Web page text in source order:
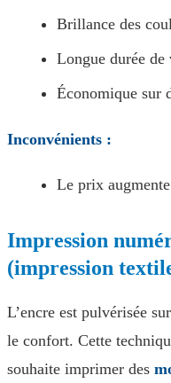
Brillance des
Longue durée de
Économique sur
Inconvénients :
Le prix
Impression
(impression
L’encre est pulvérisée
le confort. Cette
souhaite imprimer des